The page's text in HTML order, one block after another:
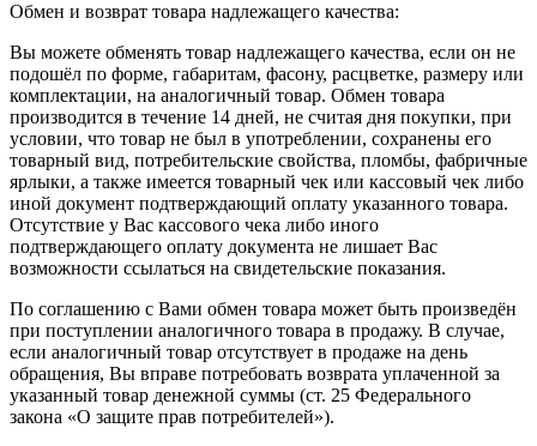
Обмен и возврат товара надлежащего качества:
Вы можете обменять товар надлежащего качества, если он не
подошёл по форме, габаритам, фасону, расцветке, размеру или
комплектации, на аналогичный товар. Обмен товара
производится в течение 14 дней, не считая дня покупки, при
условии, что товар не был в употреблении, сохранены его
товарный вид, потребительские свойства, пломбы, фабричные
ярлыки, а также имеется товарный чек или кассовый чек либо
иной документ подтверждающий оплату указанного товара.
Отсутствие у Вас кассового чека либо иного
подтверждающего оплату документа не лишает Вас
возможности ссылаться на свидетельские показания.
По соглашению с Вами обмен товара может быть произведён
при поступлении аналогичного товара в продажу. В случае,
если аналогичный товар отсутствует в продаже на день
обращения, Вы вправе потребовать возврата уплаченной за
указанный товар денежной суммы (ст. 25 Федерального
закона «О защите прав потребителей»).